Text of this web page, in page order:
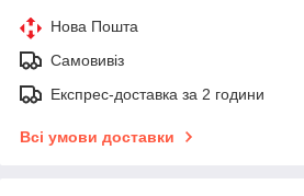
Нова Пошта
Самовивіз
Експрес-доставка за 2 години
Всі умови доставки